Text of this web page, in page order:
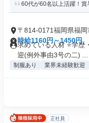
60代が60名以上活躍！
〒814-0171福岡県福
時給1160円～1450円
求めている人材 ⭐学歴
迎(例外事由3号の二) ...
制服あり 業界未経験歓迎
正社員